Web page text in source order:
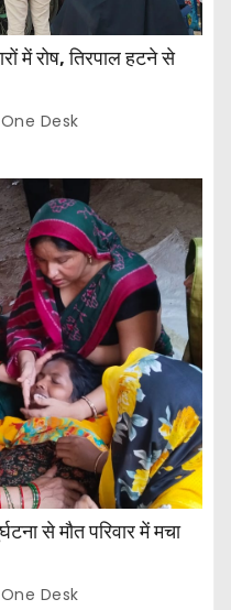
में रोष, तिरपाल हटने से
Desk
से मौत परिवार में मचा
Desk